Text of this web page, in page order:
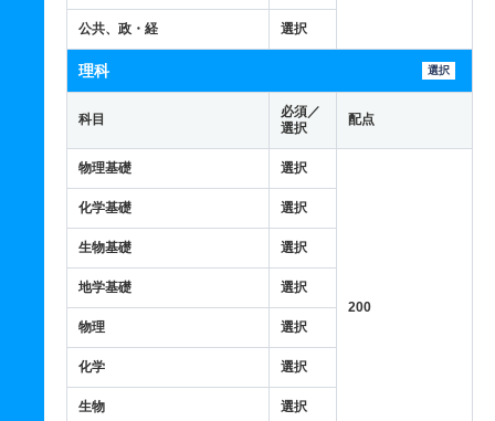
公共、政・経 選択
理科 選択
科目
必須／
選択
配点
物理基礎 選択
200
化学基礎 選択
生物基礎 選択
地学基礎 選択
物理 選択
化学 選択
生物 選択